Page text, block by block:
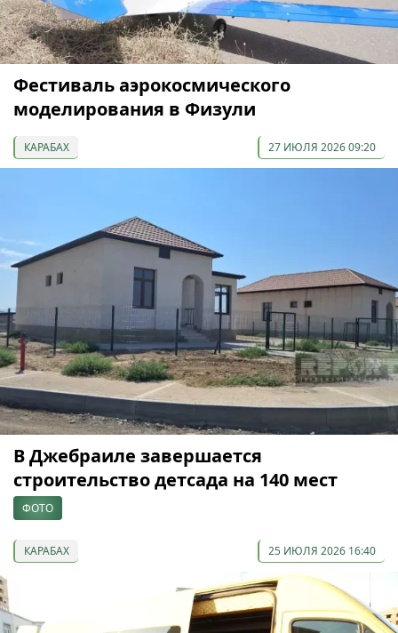
Фестиваль аэрокосмического
моделирования в Физули
КАРАБАХ 27 ИЮЛЯ 2026 09:20
В Джебраиле завершается
строительство детсада на 140 мест
ФОТО
КАРАБАХ 25 ИЮЛЯ 2026 16:40